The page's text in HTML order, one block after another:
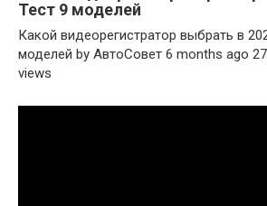
Тест 9 моделей
Какой видеорегистратор выбрать в
моделей by АвтоСовет 6 months ago
views